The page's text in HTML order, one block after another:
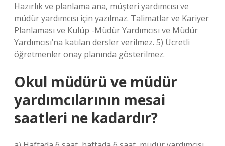
Hazırlık ve planlama ana, müşteri yardımcısı ve
müdür yardımcısı için yazılmaz. Talimatlar ve Kariyer
Planlaması ve Kulüp -Müdür Yardımcısı ve Müdür
Yardımcısı’na katılan dersler verilmez. 5) Ücretli
öğretmenler onay planında gösterilmez.
Okul müdürü ve müdür
yardımcılarının mesai
saatleri ne kadardır?